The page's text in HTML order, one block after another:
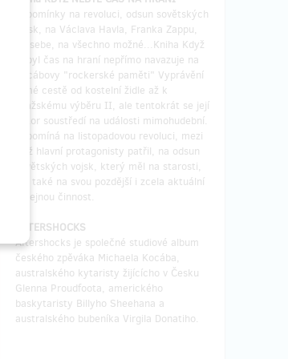
Vzpomínky na revoluci, odsun sovětských
vojsk, na Václava Havla, Franka Zappu,
na sebe, na všechno možné...Kniha Když
nebyl čas na hraní nepřímo navazuje na
Kocábovy "rockerské paměti" Vyprávění
o mé cestě od kostelní židle až k
Pražskému výběru II, ale tentokrát se její
autor soustředí na události mimohudební.
Vzpomíná na listopadovou revoluci, mezi
jejíž hlavní protagonisty patřil, na odsun
sovětských vojsk, který měl na starosti,
ale také na svou pozdější i zcela aktuální
veřejnou činnost.
AFTERSHOCKS
Aftershocks je společné studiové album
českého zpěváka Michaela Kocába,
australského kytaristy žijícícho v Česku
Glenna Proudfoota, amerického
baskytaristy Billyho Sheehana a
australského bubeníka Virgila Donatiho.